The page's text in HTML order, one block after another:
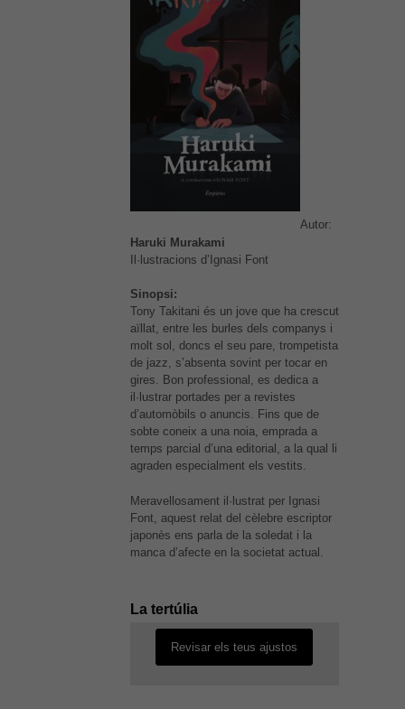
Autor:
Haruki Murakami
Il·lustracions d’Ignasi Font
Sinopsi:
Tony Takitani és un jove que ha crescut
aïllat, entre les burles dels companys i
molt sol, doncs el seu pare, trompetista
de jazz, s’absenta sovint per tocar en
gires. Bon professional, es dedica a
il·lustrar portades per a revistes
d’automòbils o anuncis. Fins que de
sobte coneix a una noia, emprada a
temps parcial d’una editorial, a la qual li
agraden especialment els vestits.
Meravellosament il·lustrat per Ignasi
Font, aquest relat del cèlebre escriptor
japonès ens parla de la soledat i la
manca d’afecte en la societat actual.
La tertúlia
És possible que la vostra
configuració us impedeixi veure
Revisar els teus ajustos